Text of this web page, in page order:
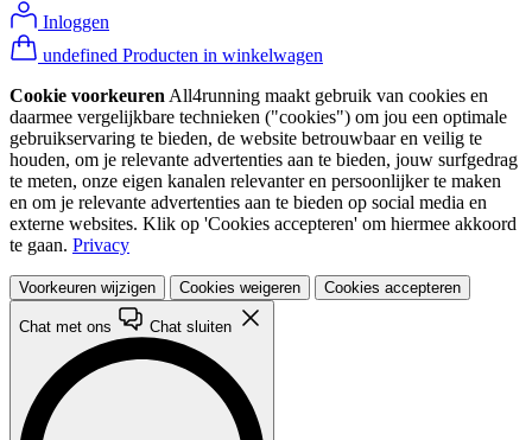
Inloggen
undefined Producten in winkelwagen
Cookie voorkeuren All4running maakt gebruik van cookies en
daarmee vergelijkbare technieken ("cookies") om jou een optimale
gebruikservaring te bieden, de website betrouwbaar en veilig te
houden, om je relevante advertenties aan te bieden, jouw surfgedrag
te meten, onze eigen kanalen relevanter en persoonlijker te maken
en om je relevante advertenties aan te bieden op social media en
externe websites. Klik op 'Cookies accepteren' om hiermee akkoord
te gaan. Privacy
Voorkeuren wijzigen Cookies weigeren Cookies accepteren
Chat met ons Chat sluiten